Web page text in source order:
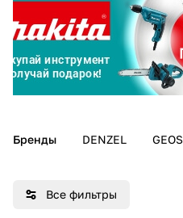
Бренды DENZEL GEOS
Все фильтры
оплату на
без переплат